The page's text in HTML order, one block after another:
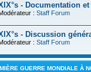
- Documentation
: Staff Forum
- Discussion
: Staff Forum
GUERRE MONDIALE À